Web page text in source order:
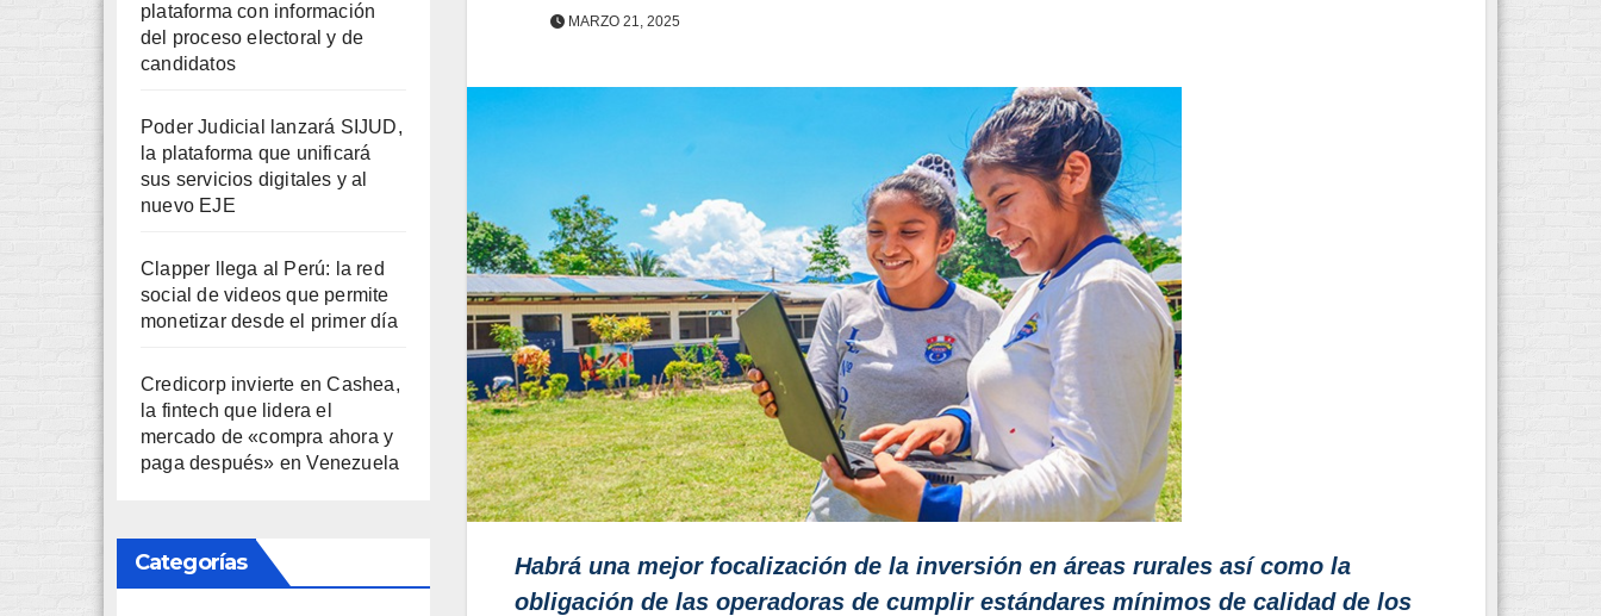
plataforma con información
del proceso electoral y de
candidatos
Poder Judicial lanzará SIJUD,
la plataforma que unificará
sus servicios digitales y al
nuevo EJE
Clapper llega al Perú: la red
social de videos que permite
monetizar desde el primer día
Credicorp invierte en Cashea,
la fintech que lidera el
mercado de «compra ahora y
paga después» en Venezuela
Categorías
MARZO 21, 2025
Habrá una mejor focalización de la inversión en áreas rurales así como la
obligación de las operadoras de cumplir estándares mínimos de calidad de los